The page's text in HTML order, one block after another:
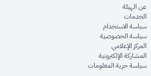
عن الهيئةopens in new window
الخدماتopens in new window
سياسة الاستخدام
سياسة الخصوصيةopens in new window
المركز الإعلاميopens in new window
المشاركة الإلكترونيةopens in new window
سياسة حرية المعلوماتopens in new window